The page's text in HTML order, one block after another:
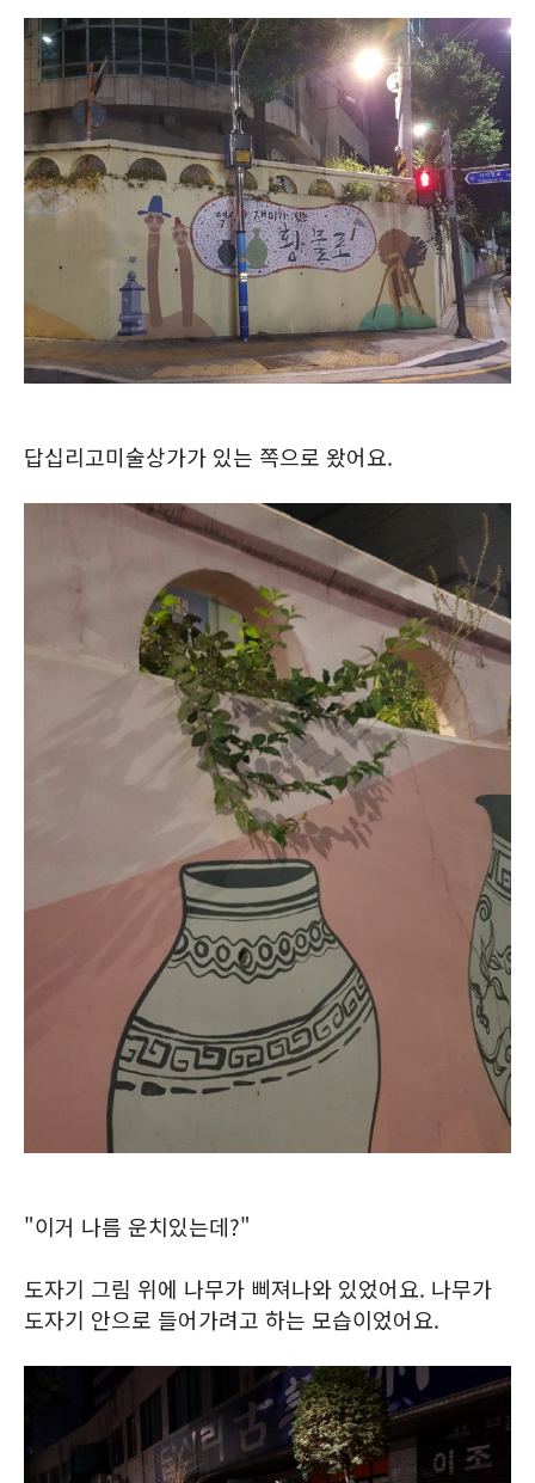
답십리고미술상가가 있는 쪽으로 왔어요.
"이거 나름 운치있는데?"
도자기 그림 위에 나무가 삐져나와 있었어요. 나무가
도자기 안으로 들어가려고 하는 모습이었어요.